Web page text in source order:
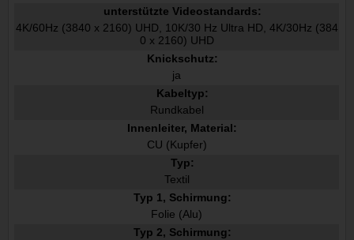
unterstützte Videostandards:
4K/60Hz (3840 x 2160) UHD, 10K/30 Hz Ultra HD, 4K/30Hz (384
0 x 2160) UHD
Knickschutz:
ja
Kabeltyp:
Rundkabel
Innenleiter, Material:
CU (Kupfer)
Typ:
Textil
Typ 1, Schirmung:
Folie (Alu)
Typ 2, Schirmung: